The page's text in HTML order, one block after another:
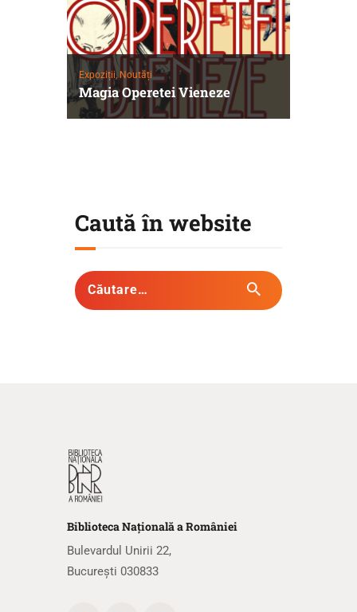
Expoziții, Noutăți
Magia Operetei Vieneze
Caută în website
BibliotecaNaționalăa României
Bulevardul Unirii 22,
București 030833